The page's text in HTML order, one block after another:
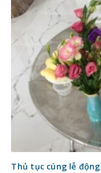
Thủ tục cúng lễ